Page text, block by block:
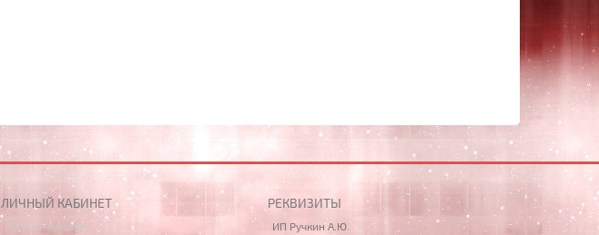
ЛИЧНЫЙ КАБИНЕТ
Личный Кабинет
РЕКВИЗИТЫ
ИП Ручкин А.Ю.